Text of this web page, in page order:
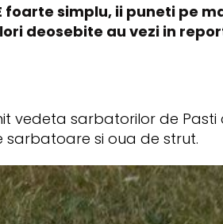
simplu, ii puneti pe
deosebite au vezi in
vedeta sarbatorilor de Pasti
si oua de strut.